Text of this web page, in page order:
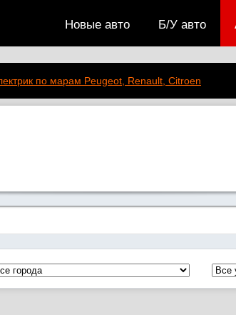
Б/У авто
Новые авто
по марам Peugeot, Renault, Citroen